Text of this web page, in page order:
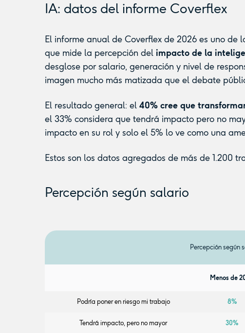
IA: datos del informe Coverflex
El informe anual de Coverflex de 2026 es uno de
que mide la percepción del impacto de la
desglose por salario, generación y nivel de
imagen mucho más matizada que el debate
El resultado general: el 40% cree que
el 33% considera que tendrá impacto pero no
impacto en su rol y solo el 5% lo ve como una
Estos son los datos agregados de más de 1.200
Percepción según salario
Percepción según
Menos de
Podría poner en riesgo mi trabajo 8%
Tendrá impacto, pero no mayor 30%